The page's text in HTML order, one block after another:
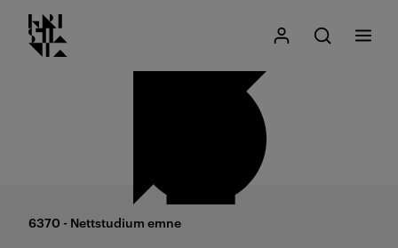
Gå
til
Kristiania logo
Mitt Kristiania
Åpne søk
Søk
Meny
6370 - Nettstudium emne